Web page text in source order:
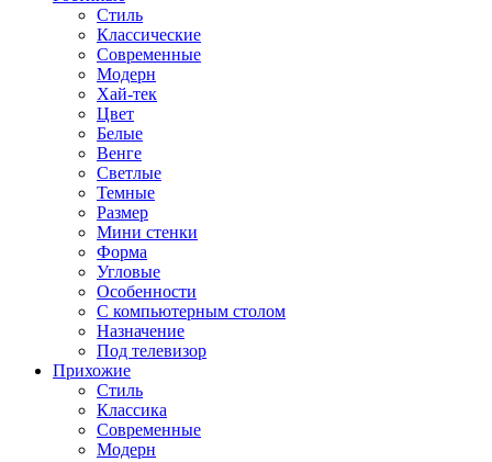
Стиль
Классические
Современные
Модерн
Хай-тек
Цвет
Белые
Венге
Светлые
Темные
Размер
Мини стенки
Форма
Угловые
Особенности
С компьютерным столом
Назначение
Под телевизор
Прихожие
Стиль
Классика
Современные
Модерн